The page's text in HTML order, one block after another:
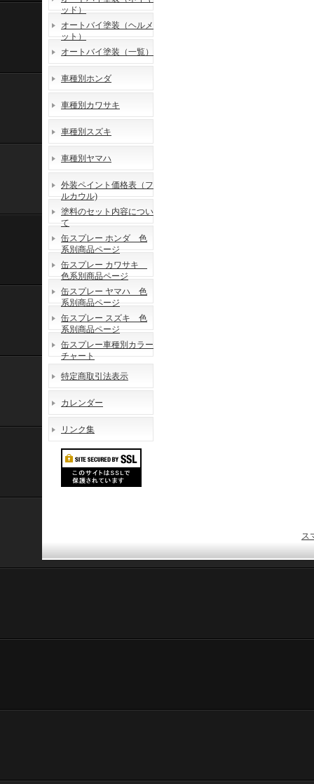
ッド）
オートバイ塗装（ヘルメ
ット）
オートバイ塗装（一覧）
車種別ホンダ
車種別カワサキ
車種別スズキ
車種別ヤマハ
外装ペイント価格表（フ
ルカウル)
塗料のセット内容につい
て
缶スプレー ホンダ 色
系別商品ページ
缶スプレー カワサキ
色系別商品ページ
缶スプレー ヤマハ 色
系別商品ページ
缶スプレー スズキ 色
系別商品ページ
缶スプレー車種別カラー
チャート
特定商取引法表示
カレンダー
リンク集
ス